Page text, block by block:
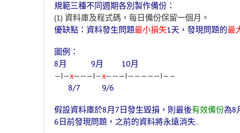
規範三種不同週期各別製作備份：
(1) 資料庫及程式碼，每日備份保留一個月。
優缺點：資料發生問題最小損失1天，發現問題的最
圖例：
8月 9月 10月
—I—x———I—x———I—————I——
8/7 9/6
假設資料庫於8月7日發生毀損，則最後有效備份為8
6日前發現問題，之前的資料將永遠消失..